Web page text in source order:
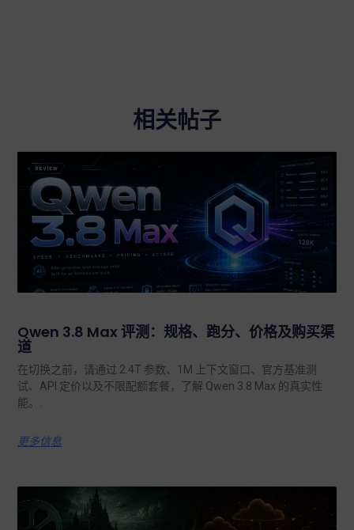
相关帖子
Qwen 3.8 Max 评测：规格、跑分、价格及购买渠
道
在切换之前，请通过 2.4T 参数、1M 上下文窗口、官方基准测
试、API 定价以及不限配额套餐，了解 Qwen 3.8 Max 的真实性
能。.
更多信息